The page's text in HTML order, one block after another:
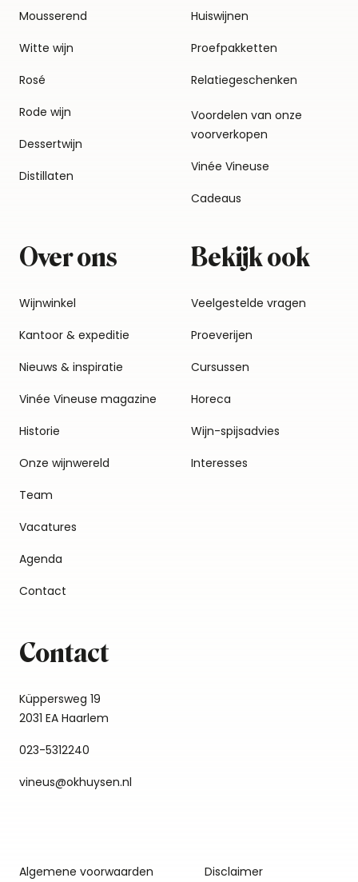
Mousserend
Witte wijn
Rosé
Rode wijn
Dessertwijn
Distillaten
Huiswijnen
Proefpakketten
Relatiegeschenken
Voordelen van onze
voorverkopen
Vinée Vineuse
Cadeaus
Over ons
Wijnwinkel
Kantoor & expeditie
Nieuws & inspiratie
Vinée Vineuse magazine
Historie
Onze wijnwereld
Team
Vacatures
Agenda
Contact
Bekijk ook
Veelgestelde vragen
Proeverijen
Cursussen
Horeca
Wijn-spijsadvies
Interesses
Contact
Küppersweg 19
2031 EA Haarlem
023-5312240
vineus@okhuysen.nl
Algemene voorwaarden Disclaimer